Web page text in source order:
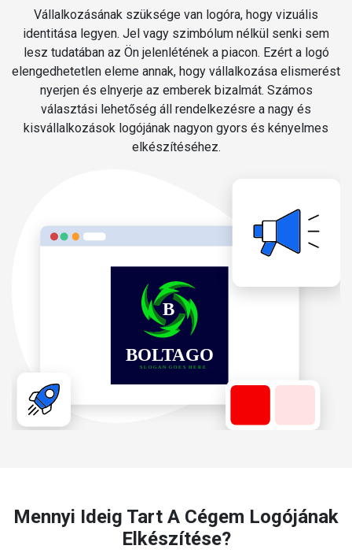
Vállalkozásának szüksége van logóra, hogy vizuális
identitása legyen. Jel vagy szimbólum nélkül senki sem
lesz tudatában az Ön jelenlétének a piacon. Ezért a logó
elengedhetetlen eleme annak, hogy vállalkozása elismerést
nyerjen és elnyerje az emberek bizalmát. Számos
választási lehetőség áll rendelkezésre a nagy és
kisvállalkozások logójának nagyon gyors és kényelmes
elkészítéséhez.
Mennyi Ideig Tart A Cégem Logójának
Elkészítése?